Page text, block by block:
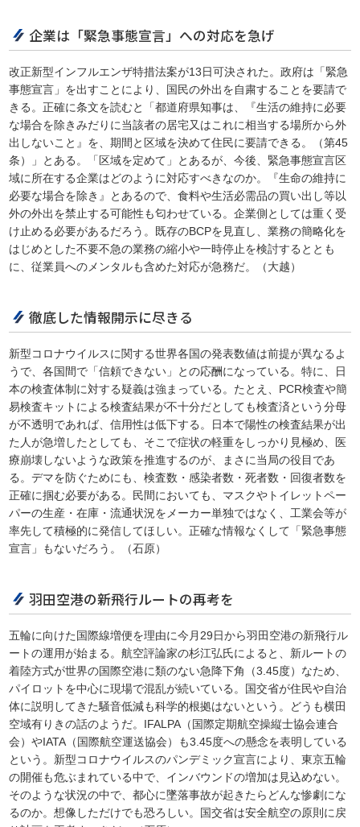
企業は「緊急事態宣言」への対応を急げ
改正新型インフルエンザ特措法案が13日可決された。政府は「緊急
事態宣言」を出すことにより、国民の外出を自粛することを要請で
きる。正確に条文を読むと「都道府県知事は、『生活の維持に必要
な場合を除きみだりに当該者の居宅又はこれに相当する場所から外
出しないこと』を、期間と区域を決めて住民に要請できる。（第45
条）」とある。「区域を定めて」とあるが、今後、緊急事態宣言区
域に所在する企業はどのように対応すべきなのか。『生命の維持に
必要な場合を除き』とあるので、食料や生活必需品の買い出し等以
外の外出を禁止する可能性も匂わせている。企業側としては重く受
け止める必要があるだろう。既存のBCPを見直し、業務の簡略化を
はじめとした不要不急の業務の縮小や一時停止を検討するととも
に、従業員へのメンタルも含めた対応が急務だ。（大越）
徹底した情報開示に尽きる
新型コロナウイルスに関する世界各国の発表数値は前提が異なるよ
うで、各国間で「信頼できない」との応酬になっている。特に、日
本の検査体制に対する疑義は強まっている。たとえ、PCR検査や簡
易検査キットによる検査結果が不十分だとしても検査済という分母
が不透明であれば、信用性は低下する。日本で陽性の検査結果が出
た人が急増したとしても、そこで症状の軽重をしっかり見極め、医
療崩壊しないような政策を推進するのが、まさに当局の役目であ
る。デマを防ぐためにも、検査数・感染者数・死者数・回復者数を
正確に掴む必要がある。民間においても、マスクやトイレットペー
パーの生産・在庫・流通状況をメーカー単独ではなく、工業会等が
率先して積極的に発信してほしい。正確な情報なくして「緊急事態
宣言」もないだろう。（石原）
羽田空港の新飛行ルートの再考を
五輪に向けた国際線増便を理由に今月29日から羽田空港の新飛行ル
ートの運用が始まる。航空評論家の杉江弘氏によると、新ルートの
着陸方式が世界の国際空港に類のない急降下角（3.45度）なため、
パイロットを中心に現場で混乱が続いている。国交省が住民や自治
体に説明してきた騒音低減も科学的根拠はないという。どうも横田
空域有りきの話のようだ。IFALPA（国際定期航空操縦士協会連合
会）やIATA（国際航空運送協会）も3.45度への懸念を表明している
という。新型コロナウイルスのパンデミック宣言により、東京五輪
の開催も危ぶまれている中で、インバウンドの増加は見込めない。
そのような状況の中で、都心に墜落事故が起きたらどんな惨劇にな
るのか。想像しただけでも恐ろしい。国交省は安全航空の原則に戻